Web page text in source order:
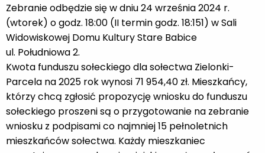
Zebranie odbędzie się w dniu 24 września 2024 r.
(wtorek) o godz. 18:00 (II termin godz. 18:151) w Sali
Widowiskowej Domu Kultury Stare Babice
ul. Południowa 2.
Kwota funduszu sołeckiego dla sołectwa Zielonki-
Parcela na 2025 rok wynosi 71 954,40 zł. Mieszkańcy,
którzy chcą zgłosić propozycję wniosku do funduszu
sołeckiego proszeni są o przygotowanie na zebranie
wniosku z podpisami co najmniej 15 pełnoletnich
mieszkańców sołectwa. Każdy mieszkaniec